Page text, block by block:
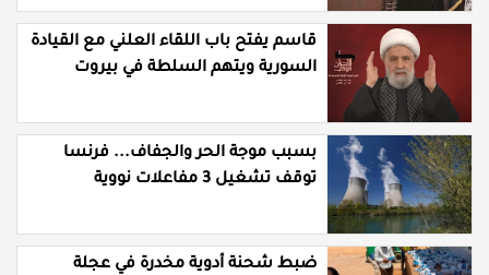
قاسم يفتح باب اللقاء العلني مع القيادة
السورية ويتهم السلطة في بيروت
بسبب موجة الحر والجفاف... فرنسا
توقف تشغيل 3 مفاعلات نووية
ضبط شحنة أدوية مخدرة في عجلة